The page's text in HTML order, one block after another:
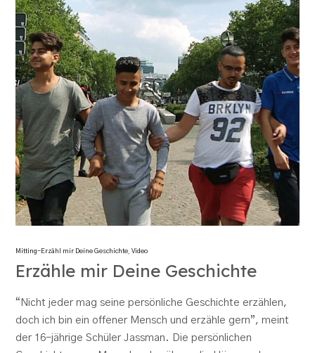
Mitting-Erzähl mir Deine Geschichte,Video
Erzähle mir Deine Geschichte
“Nicht jeder mag seine persönliche Geschichte erzählen,
doch ich bin ein offener Mensch und erzähle gern”, meint
der 16-jährige Schüler Jassman. Die persönlichen